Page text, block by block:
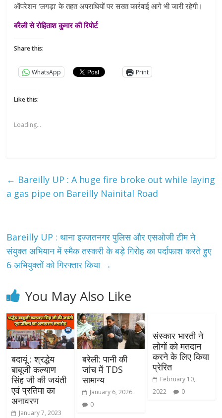
ऑपरेशन ‘लगड़ा’ के तहत अपराधियों पर सख्त कार्रवाई आगे भी जारी रहेगी।
बरैली से रोहिताश कुमार की रिपोर्ट
Share this:
WhatsApp Print
Like this:
Loading...
← Bareilly UP : A huge fire broke out while laying
a gas pipe on Bareilly Nainital Road
Bareilly UP : थाना इज्जतनगर पुलिस और एसओजी टीम ने
संयुक्त अभियान में स्मैक तस्करी के बड़े गिरोह का पर्दाफाश करते हुए
6 अभियुक्तों को गिरफ्तार किया →
You May Also Like
बदायूं : श्रद्धेय
बाबूजी कल्याण
सिंह जी की जयंती
एवं प्रतिमा का
अनावरण
January 7, 2023
बरेली: पानी की
जांच में TDS
सामान्य
January 6, 2026
0
संस्कार भारती ने
लोगों को मतदान
करने के लिए किया
प्रेरित
February 10,
2022
0